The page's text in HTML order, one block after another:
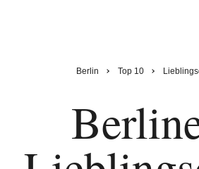
Berlin Top 10